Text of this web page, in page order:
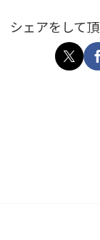
シェアをして